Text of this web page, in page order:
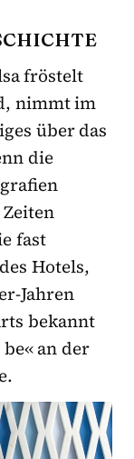
fröstelt
nimmt im
über das
die
fast
Hotels,
Jahren
bekannt
an der